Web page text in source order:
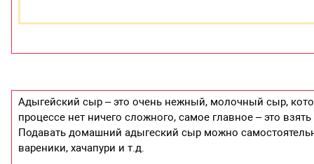
Адыгейский сыр – это очень нежный, молочный сыр,
процессе нет ничего сложного, самое главное – это
Подавать домашний адыгеский сыр можно
вареники, хачапури и т.д.